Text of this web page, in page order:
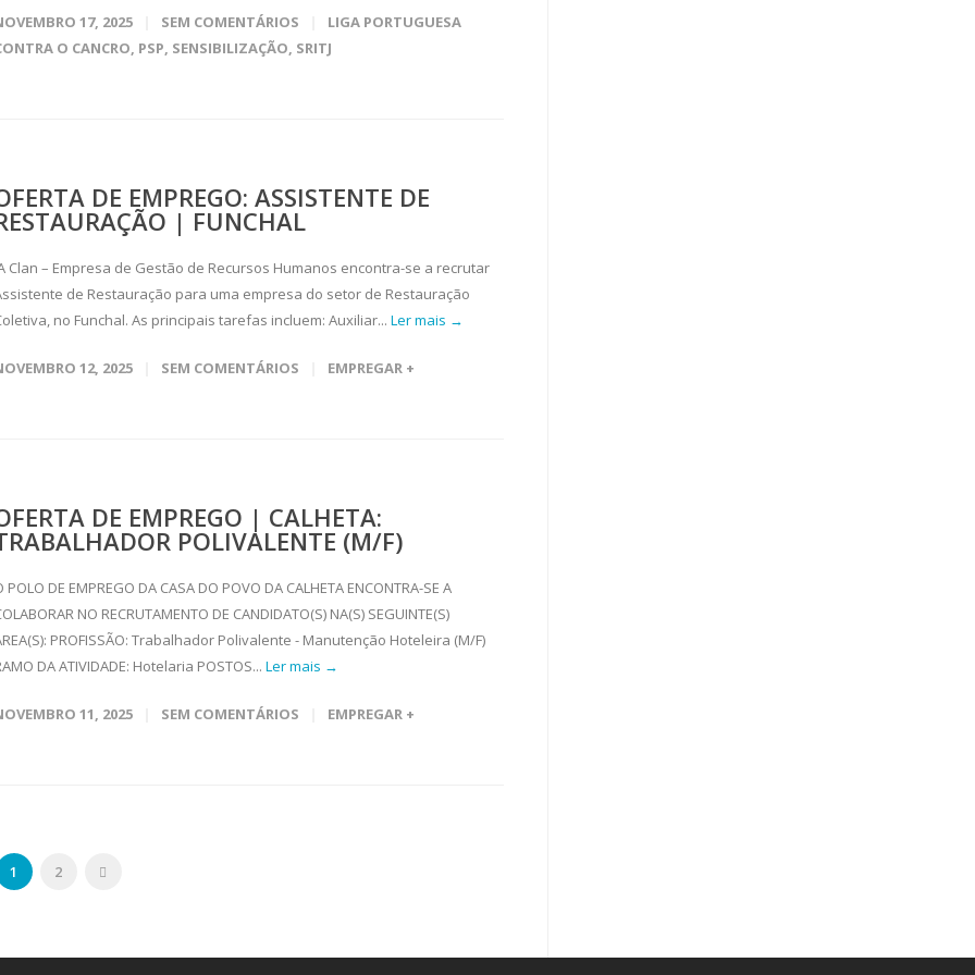
17, 2025 SEM COMENTÁRIOS
LIGA PORTUGUESA
O CANCRO, PSP, SENSIBILIZAÇÃO, SRITJ
DE EMPREGO: ASSISTENTE DE
| FUNCHAL
Clan – Empresa de Gestão de Recursos Humanos encontra-se a recrutar
de Restauração para uma empresa do setor de Restauração
no Funchal. As principais tarefas incluem: Auxiliar... Ler mais →
12, 2025 SEM COMENTÁRIOS EMPREGAR +
DE EMPREGO | CALHETA:
POLIVALENTE (M/F)
POLO DE EMPREGO DA CASA DO POVO DA CALHETA ENCONTRA-SE A
NO RECRUTAMENTO DE CANDIDATO(S) NA(S) SEGUINTE(S)
PROFISSÃO: Trabalhador Polivalente - Manutenção Hoteleira (M/F)
DA ATIVIDADE: Hotelaria POSTOS... Ler mais →
11, 2025 SEM COMENTÁRIOS EMPREGAR +
1 2